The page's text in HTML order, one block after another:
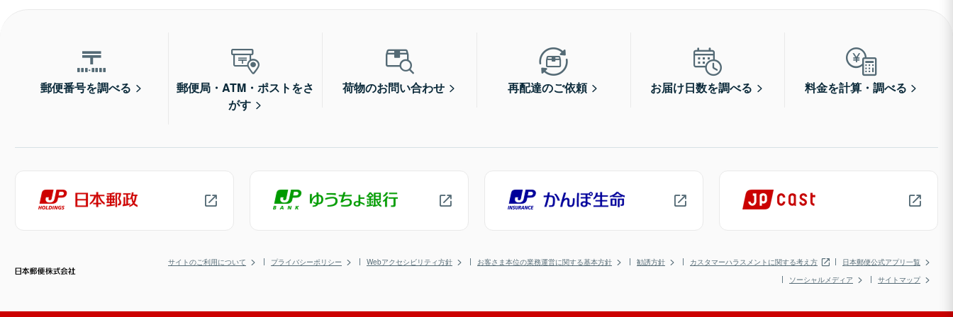
郵便番号を調べる
郵便局・ATM・ポストをさ
がす
荷物のお問い合わせ 再配達のご依頼 お届け日数を調べる 料金を計算・調べる
サイトのご利用について プライバシーポリシー Webアクセシビリティ方針 お客さま本位の業務運営に関する基本方針 勧誘方針 カスタマーハラスメントに関する考え方
日本郵便公式アプリ一覧
ソーシャルメディア
サイトマップ